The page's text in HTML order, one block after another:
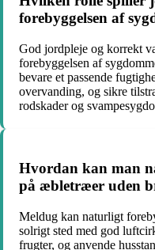
forebyggelsen af
God jordpleje og korrekt
forebyggelsen af
bevare et passende
overvanding, og sikre
rodskader og
Hvordan kan man
på æbletræer uden
Meldug kan naturligt
solrigt sted med god
frugter, og anvende